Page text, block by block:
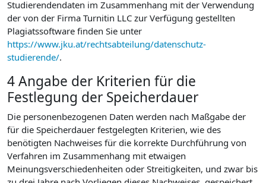
Studierendendaten im Zusammenhang mit der Verwendung
der von der Firma Turnitin LLC zur Verfügung gestellten
Plagiatssoftware finden Sie unter
https://www.jku.at/rechtsabteilung/datenschutz-
studierende/.
4 Angabe der Kriterien für die
Festlegung der Speicherdauer
Die personenbezogenen Daten werden nach Maßgabe der
für die Speicherdauer festgelegten Kriterien, wie des
benötigten Nachweises für die korrekte Durchführung von
Verfahren im Zusammenhang mit etwaigen
Meinungsverschiedenheiten oder Streitigkeiten, und zwar bis